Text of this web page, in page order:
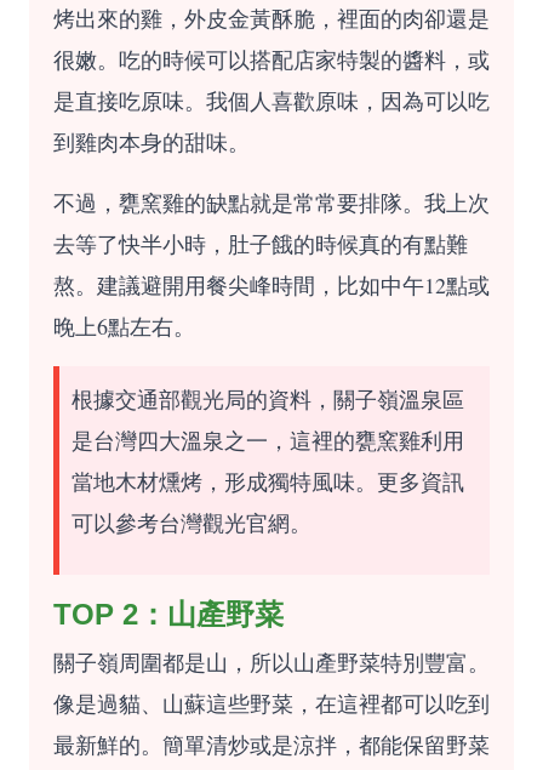
烤出來的雞，外皮金黃酥脆，裡面的肉卻還是
很嫩。吃的時候可以搭配店家特製的醬料，或
是直接吃原味。我個人喜歡原味，因為可以吃
到雞肉本身的甜味。
不過，甕窯雞的缺點就是常常要排隊。我上次
去等了快半小時，肚子餓的時候真的有點難
熬。建議避開用餐尖峰時間，比如中午12點或
晚上6點左右。
根據交通部觀光局的資料，關子嶺溫泉區
是台灣四大溫泉之一，這裡的甕窯雞利用
當地木材燻烤，形成獨特風味。更多資訊
可以參考台灣觀光官網。
TOP 2：山產野菜
關子嶺周圍都是山，所以山產野菜特別豐富。
像是過貓、山蘇這些野菜，在這裡都可以吃到
最新鮮的。簡單清炒或是涼拌，都能保留野菜